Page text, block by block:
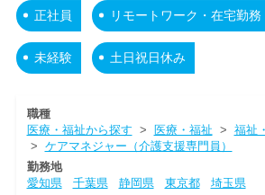
正社員 リモートワーク・在宅勤務
未経験 土日祝日休み
職種
医療・福祉から探す > 医療・福祉 > 福祉
> ケアマネジャー（介護支援専門員）
勤務地
愛知県
千葉県 静岡県 東京都
埼玉県